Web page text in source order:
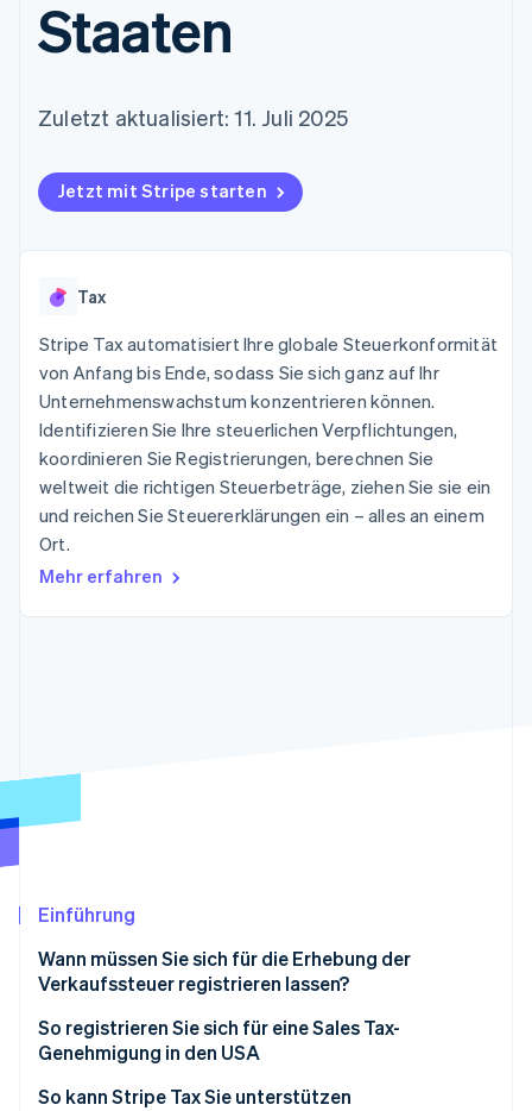
Zugriff auf mehr als
125
Authorization
Autorisierungsraten
Link
Bezahlvorgang
Connections
Verbundene
Finanzdaten
Mehr
Product roadmap
Ausblick
Radar
Betrugsprävention
Atlas
Geldmanagement
Plattformen
SaaS
KI-Unternehmen
Gaming
Medien und
Unterhaltung
Gemeinnützige
Organisationen
Fachdienstleistungen
Öffentlicher Sektor
Einzelhandel
Stripe App-Marktplatz
Marktplatz auf
Grundlagen der
Abonnementverwaltung
nutzungsbasierte
Karten ausgeben: So
geht´s
Verwaltung von
Ressourcen
App-Integrationen
Code-Beispiele
Entwickler-Blog
API-Status
Produkt-Roadmap
Stripe Sessions
Stripe Press
Kontakt
Sales-Team
Staaten
Zuletzt aktualisiert: 11. Juli 2025
Jetzt mit Stripe starten
Tax
Stripe Tax automatisiert Ihre globale Steuerkonformität
von Anfang bis Ende, sodass Sie sich ganz auf Ihr
Unternehmenswachstum konzentrieren können.
Identifizieren Sie Ihre steuerlichen Verpflichtungen,
koordinieren Sie Registrierungen, berechnen Sie
weltweit die richtigen Steuerbeträge, ziehen Sie sie ein
und reichen Sie Steuererklärungen ein – alles an einem
Ort.
Mehr erfahren
Einführung
Wann müssen Sie sich für die Erhebung der
Verkaufssteuer registrieren lassen?
Unterschiedliche wirtschaftliche Schwellenwerte in
Kalifornien und Georgia
So registrieren Sie sich für eine Sales Tax-
Genehmigung in den USA
So kann Stripe Tax Sie unterstützen